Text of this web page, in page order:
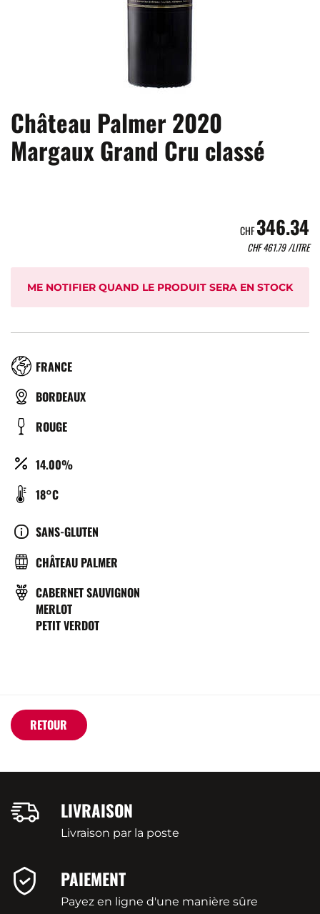
Château Palmer 2020
Margaux Grand Cru classé
CHF346.34
CHF461.79/LITRE
ME NOTIFIER QUAND LE PRODUIT SERA EN STOCK
RÉGION
FRANCE
TYPE
BIÈRE
BORDEAUX
COULEUR
ROUGE
ALCOOL
14.00%
TEMPÉRATURE
SERVICE
(°C)
18°C
CULTURE
SANS-GLUTEN
BRASSERIE
CHÂTEAU PALMER
CÉPAGE(S)
CABERNET SAUVIGNON
MERLOT
PETIT VERDOT
RETOUR
LIVRAISON
Livraison par la poste
PAIEMENT
Payez en ligne d'une manière sûre